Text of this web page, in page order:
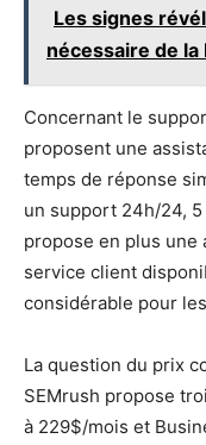
Les signes
nécessaire de
Concernant le
proposent une
temps de réponse
un support 24h/24,
propose en plus une
service client
considérable pour
La question du prix
SEMrush propose
à 229$/mois et